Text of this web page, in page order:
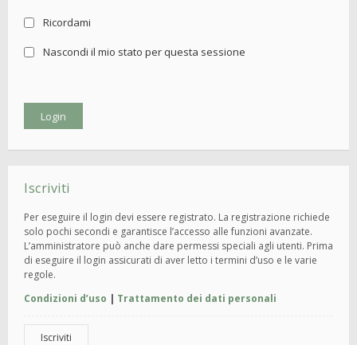
Ricordami
Nascondi il mio stato per questa sessione
Iscriviti
Per eseguire il login devi essere registrato. La registrazione richiede
solo pochi secondi e garantisce l’accesso alle funzioni avanzate.
L’amministratore può anche dare permessi speciali agli utenti. Prima
di eseguire il login assicurati di aver letto i termini d’uso e le varie
regole.
Condizioni d’uso | Trattamento dei dati personali
Iscriviti